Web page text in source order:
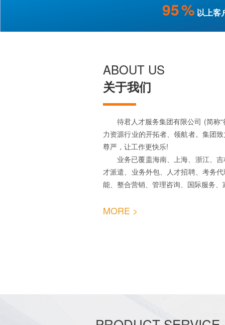
95% 以上客
ABOUT US
关于我们
待君人才服务集团有限公司 (简称
力资源行业的开拓者、领航者。集团
尊严，让工作更快乐!
业务已覆盖海南、上海、浙江、
才派遣、业务外包、人才招聘、考务
能、整合营销、管理咨询、国际服务
MORE >